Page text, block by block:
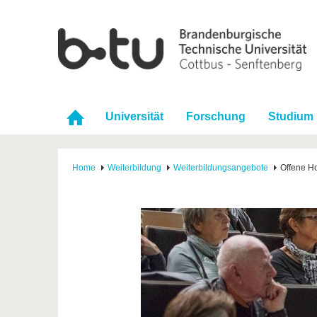
Universität Forschung Studium
Home Weiterbildung Weiterbildungsangebote Offene